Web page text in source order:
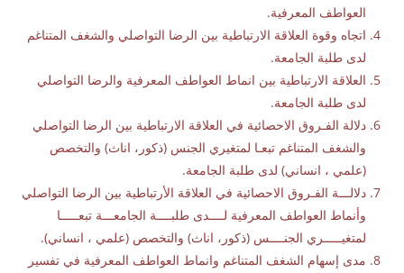
العواطف المعرفية.
اتجاه وقوة العلاقة الارتباطية بين الرضا التواصلي والشغف المتناغم
لدى طلبة الجامعة.
العلاقة الارتباطية بين انماط العواطف المعرفية والرضا التواصلي
لدى طلبة الجامعة.
دلالة الفـروق الاحصائية في العلاقة الارتباطية بين الرضا التواصلي
والشغف المتناغم تبعـا لمتغيري الجنس (ذكور، اناث) والتخصص
(علمي ، انساني) لدى طلبة الجامعة.
دلالـــة الفـروق الاحصائية في العلاقة الأرتباطية بين الرضا التواصلي
وأنماط العواطف المعرفية لــــدى طلبــــة الجامعـــة تبعـــــا
لمتغيـــــري الجنــــس (ذكور، اناث) والتخصص (علمي ، انساني).
مدى إسهام الشغف المتناغم وانماط العواطف المعرفية في تفسير